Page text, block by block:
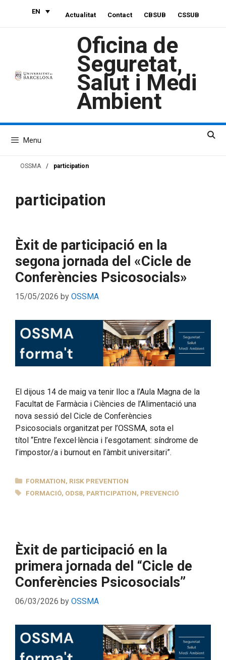
EN Actualitat Contact CBSUB CSSUB
Oficina de
Seguretat,
Salut i Medi
Ambient
Menu
OSSMA / participation
participation
Èxit de participació en la
segona jornada del «Cicle de
Conferències Psicosocials»
15/05/2026 by OSSMA
El dijous 14 de maig va tenir lloc a l’Aula Magna de la
Facultat de Farmàcia i Ciències de l’Alimentació una
nova sessió del Cicle de Conferències
Psicosocials organitzat per l’OSSMA, sota el
títol “Entre l’excel·lència i l’esgotament: síndrome de
l’impostor/a i burnout en l’àmbit universitari”.
CATEGORIES
FORMATION, RISK PREVENTION
TAGS
FORMACIÓ, ODS8, PARTICIPATION, PREVENCIÓ
Èxit de participació en la
primera jornada del “Cicle de
Conferències Psicosocials”
06/03/2026 by OSSMA